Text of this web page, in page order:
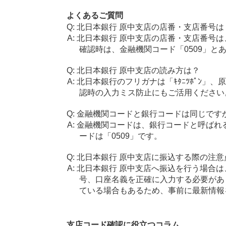
よくあるご質問
北日本銀行 原中支店の店番・支店番号は
北日本銀行 原中支店の店番・支店番号
確認時は、金融機関コード「0509」と
北日本銀行 原中支店の読み方は？
北日本銀行のフリガナは「ｷﾀﾆﾂﾎﾟﾝ」、
認時の入力ミス防止にもご活用ください
金融機関コードと銀行コードは同じです
金融機関コードは、銀行コードと呼ば
ードは「0509」です。
北日本銀行 原中支店に振込する際の注意
北日本銀行 原中支店へ振込を行う場合
号、口座名義を正確に入力する必要が
ている場合もあるため、事前に最新情